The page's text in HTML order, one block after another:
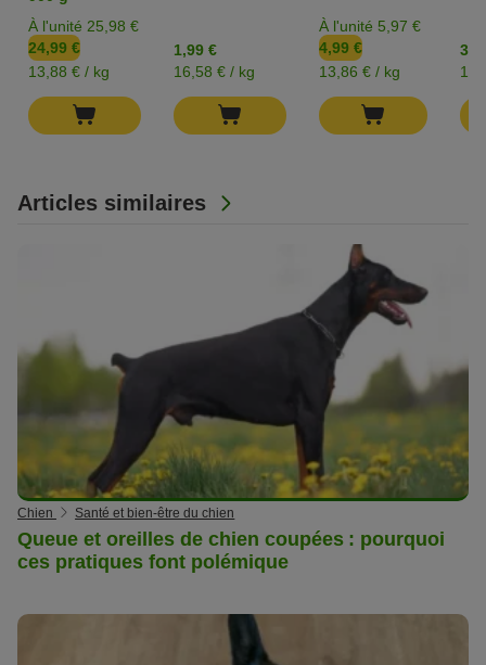
Articles similaires
Chien Santé et bien-être du chien
Queue et oreilles de chien coupées : pourquoi
ces pratiques font polémique
À l'unité 25,98 €
24,99 €
13,88 € / kg
1,99 €
16,58 € / kg
À l'unité 5,97 €
4,99 €
13,86 € / kg